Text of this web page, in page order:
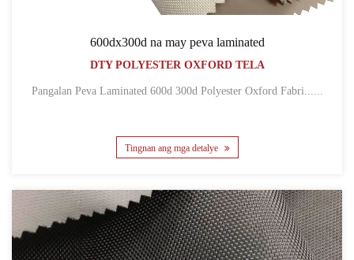
600dx300d na may peva laminated
DTY POLYESTER OXFORD TELA
Pangalan Peva Laminated 600d 300d Polyester Oxford Fabri......
Tingnan ang mga detalye